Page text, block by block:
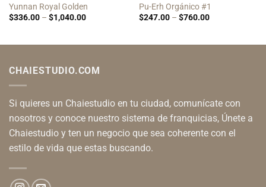
Yunnan Royal Golden
$336.00 – $1,040.00Price
$1,040.00
Pu-Erh Orgánico #1
$247.00 – $760.00Price
$760.00
CHAIESTUDIO.COM
Si quieres un Chaiestudio en tu ciudad, comunícate con
nosotros y conoce nuestro sistema de franquicias, Únete a
Chaiestudio y ten un negocio que sea coherente con el
estilo de vida que estas buscando.